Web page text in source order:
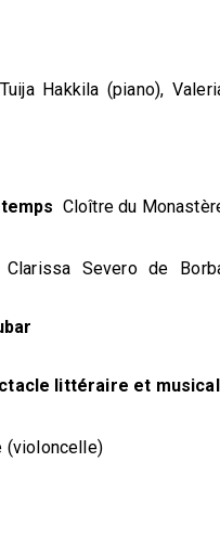
Hakkila (piano),
Cloître du
Severo de
littéraire et musical
(violoncelle)